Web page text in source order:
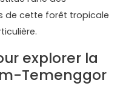
de cette forêt tropicale
explorer la
Temenggor